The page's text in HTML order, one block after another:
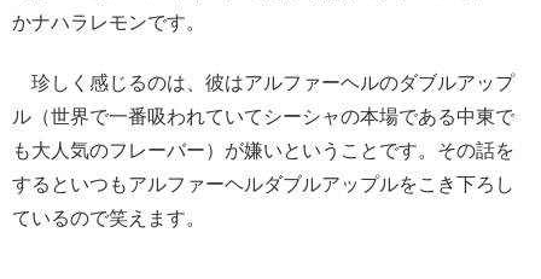
かナハラレモンです。
珍しく感じるのは、彼はアルファーヘルのダブルアップ
ル（世界で一番吸われていてシーシャの本場である中東で
も大人気のフレーバー）が嫌いということです。その話を
するといつもアルファーヘルダブルアップルをこき下ろし
ているので笑えます。